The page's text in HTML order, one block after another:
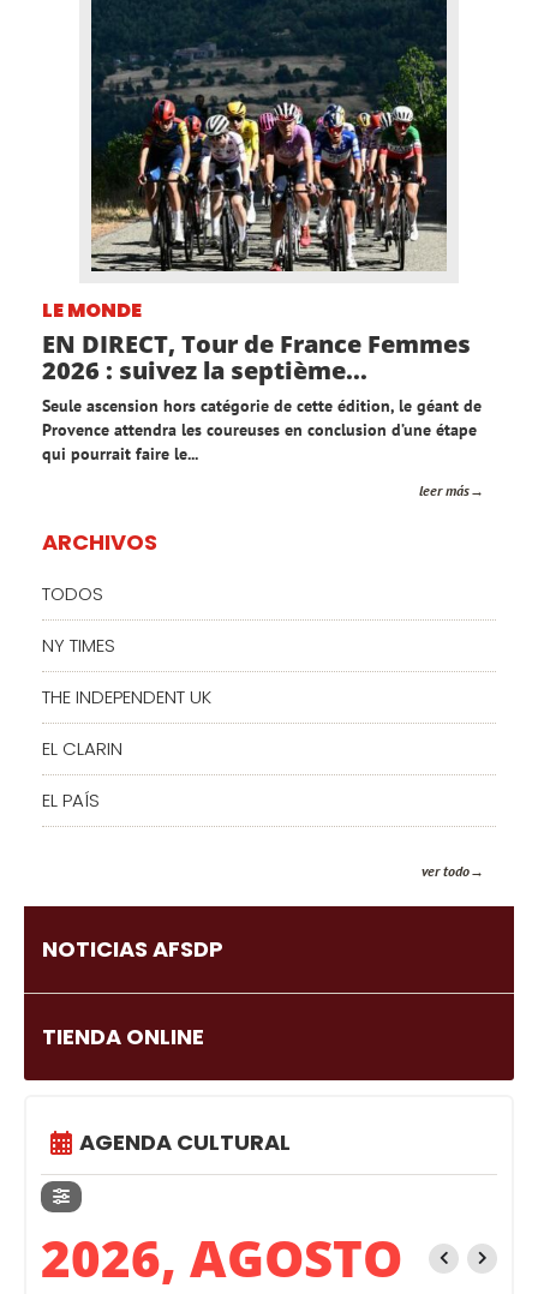
LE MONDE
EN DIRECT, Tour de France Femmes
2026 : suivez la septième...
Seule ascension hors catégorie de cette édition, le géant de
Provence attendra les coureuses en conclusion d’une étape
qui pourrait faire le...
leer más
ARCHIVOS
TODOS
NY TIMES
THE INDEPENDENT UK
EL CLARIN
EL PAÍS
ver todo
NOTICIAS AFSDP
TIENDA ONLINE
AGENDA CULTURAL
2026, AGOSTO